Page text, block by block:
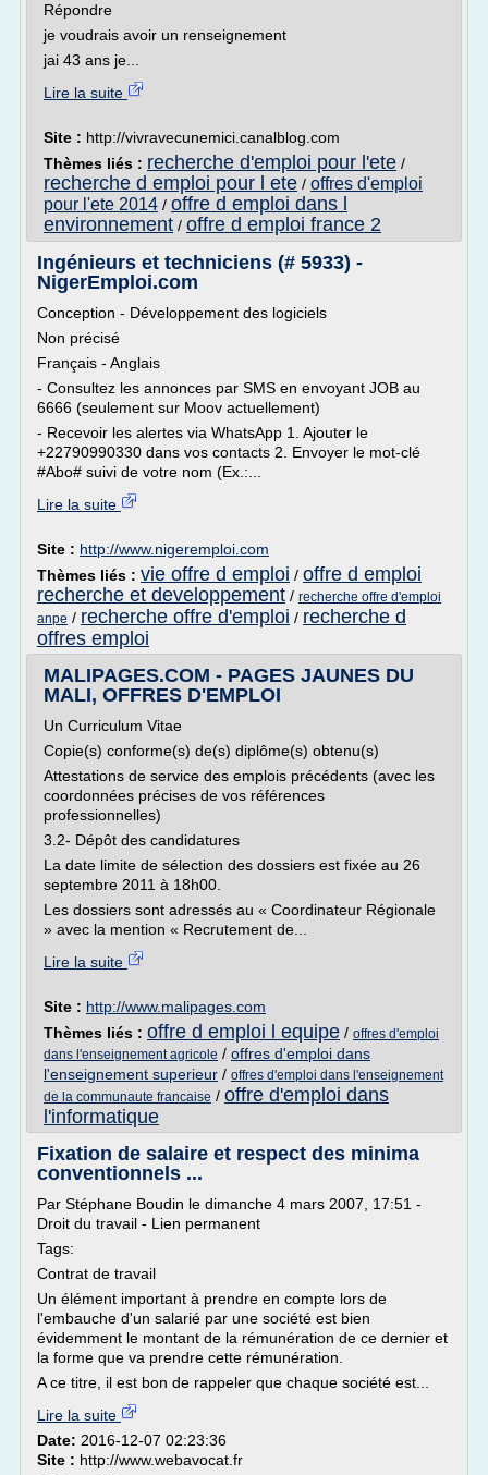
Répondre
je voudrais avoir un renseignement
jai 43 ans je...
Lire la suite
Site : http://vivravecunemici.canalblog.com
Thèmes liés : recherche d'emploi pour l'ete /
recherche d emploi pour l ete / offres d'emploi
pour l'ete 2014 / offre d emploi dans l
environnement / offre d emploi france 2
Ingénieurs et techniciens (# 5933) -
NigerEmploi.com
Conception - Développement des logiciels
Non précisé
Français - Anglais
- Consultez les annonces par SMS en envoyant JOB au
6666 (seulement sur Moov actuellement)
- Recevoir les alertes via WhatsApp 1. Ajouter le
+22790990330 dans vos contacts 2. Envoyer le mot-clé
#Abo# suivi de votre nom (Ex.:...
Lire la suite
Site : http://www.nigeremploi.com
Thèmes liés : vie offre d emploi / offre d emploi
recherche et developpement / recherche offre d'emploi
anpe / recherche offre d'emploi / recherche d
offres emploi
MALIPAGES.COM - PAGES JAUNES DU
MALI, OFFRES D'EMPLOI
Un Curriculum Vitae
Copie(s) conforme(s) de(s) diplôme(s) obtenu(s)
Attestations de service des emplois précédents (avec les
coordonnées précises de vos références
professionnelles)
3.2- Dépôt des candidatures
La date limite de sélection des dossiers est fixée au 26
septembre 2011 à 18h00.
Les dossiers sont adressés au « Coordinateur Régionale
» avec la mention « Recrutement de...
Lire la suite
Site : http://www.malipages.com
Thèmes liés : offre d emploi l equipe / offres d'emploi
dans l'enseignement agricole / offres d'emploi dans
l'enseignement superieur / offres d'emploi dans l'enseignement
de la communaute francaise / offre d'emploi dans
l'informatique
Fixation de salaire et respect des minima
conventionnels ...
Par Stéphane Boudin le dimanche 4 mars 2007, 17:51 -
Droit du travail - Lien permanent
Tags:
Contrat de travail
Un élément important à prendre en compte lors de
l'embauche d'un salarié par une société est bien
évidemment le montant de la rémunération de ce dernier et
la forme que va prendre cette rémunération.
A ce titre, il est bon de rappeler que chaque société est...
Lire la suite
Date: 2016-12-07 02:23:36
Site : http://www.webavocat.fr